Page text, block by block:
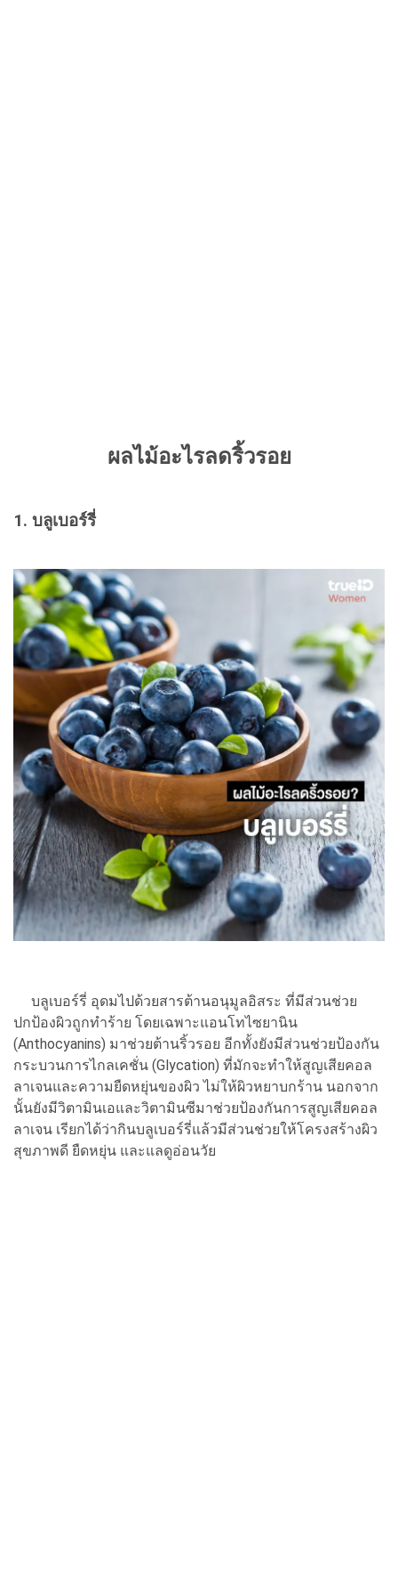
ผลไม้อะไรลดริ้วรอย
1. บลูเบอร์รี่
บลูเบอร์รี่ อุดมไปด้วยสารต้านอนุมูลอิสระ ที่มีส่วนช่วย
ปกป้องผิวถูกทำร้าย โดยเฉพาะแอนโทไซยานิน
(Anthocyanins) มาช่วยต้านริ้วรอย อีกทั้งยังมีส่วนช่วยป้องกัน
กระบวนการไกลเคชั่น (Glycation) ที่มักจะทำให้สูญเสียคอล
ลาเจนและความยืดหยุ่นของผิว ไม่ให้ผิวหยาบกร้าน นอกจาก
นั้นยังมีวิตามินเอและวิตามินซีมาช่วยป้องกันการสูญเสียคอล
ลาเจน เรียกได้ว่ากินบลูเบอร์รี่แล้วมีส่วนช่วยให้โครงสร้างผิว
สุขภาพดี ยืดหยุ่น และแลดูอ่อนวัย